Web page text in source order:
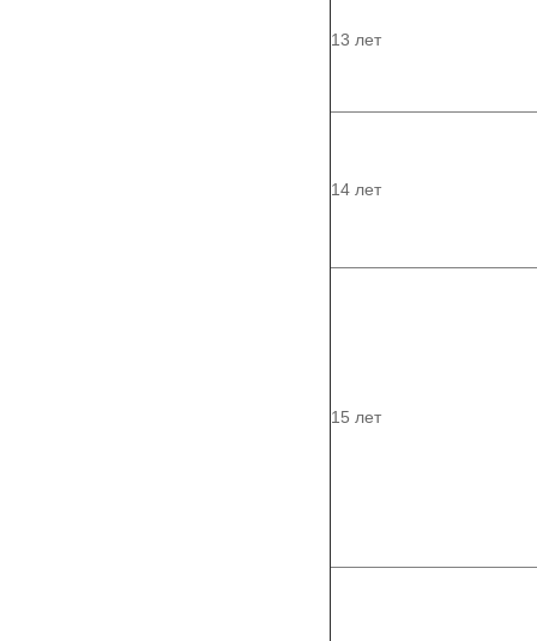
13 лет
14 лет
15 лет